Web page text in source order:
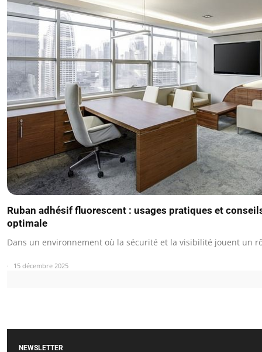
Ruban adhésif fluorescent : usages pratiques et
optimale
Dans un environnement où la sécurité et la visibilité jouent un
15 décembre 2025
NEWSLETTER